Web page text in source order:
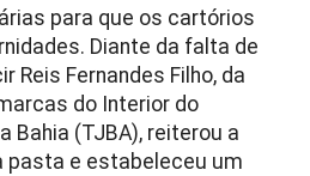
para que os cartórios
Diante da falta de
Reis Fernandes Filho, da
do Interior do
Bahia (TJBA), reiterou a
pasta e estabeleceu um